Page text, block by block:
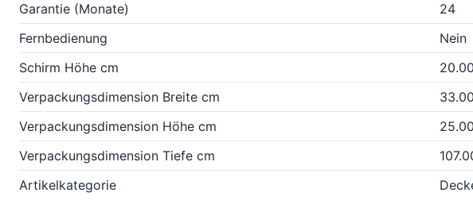
Garantie (Monate)
24
Fernbedienung
Nein
Schirm Höhe cm
20.00
Verpackungsdimension Breite cm
33.00
Verpackungsdimension Höhe cm
25.00
Verpackungsdimension Tiefe cm
Artikelkategorie